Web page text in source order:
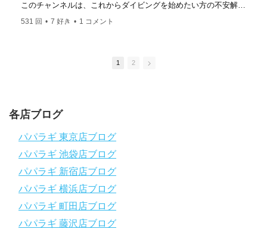
このチャンネルは、これからダイビングを始めたい方の不安解消
や悩みごとを解消するためのチャンネルです
ひとりでも多くの方に、素敵なダイビングライフを送っていただ
ダイビングのこんな情報を知りたいなどありましたらコメントを
～～～～～～～～～～～～～～～～～～～～～～～～～～～～
1986年創業！国内最大規模のスキューバダイビングスクール。
徹底した安全管理と、国内トップクラスの初心者ダイビングライ
センス認定実績。
～～～～～～～～～～～～～～～～～～～～～～～～～～～～
【スマホで見れるWebマニュアル！】
パパラギ公式LINEにご登録の上、メニューから「動画資料」を
タップ！
531 回 • 7 好き • 1 コメント
1 2
各店ブログ
パパラギ 東京店ブログ
パパラギ 池袋店ブログ
パパラギ 新宿店ブログ
パパラギ 横浜店ブログ
パパラギ 町田店ブログ
パパラギ 藤沢店ブログ